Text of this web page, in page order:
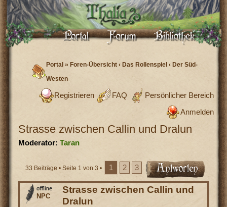
Portal »Foren-Übersicht ‹ Das Rollenspiel ‹ Der Süd-
Westen
Persönlicher Bereich
FAQ
Registrieren
Anmelden
Strasse zwischen Callin und Dralun
Moderator: Taran
33 Beiträge • Seite 1 von 3 • 1 2 3
Strasse zwischen Callin und
Dralun
NPC